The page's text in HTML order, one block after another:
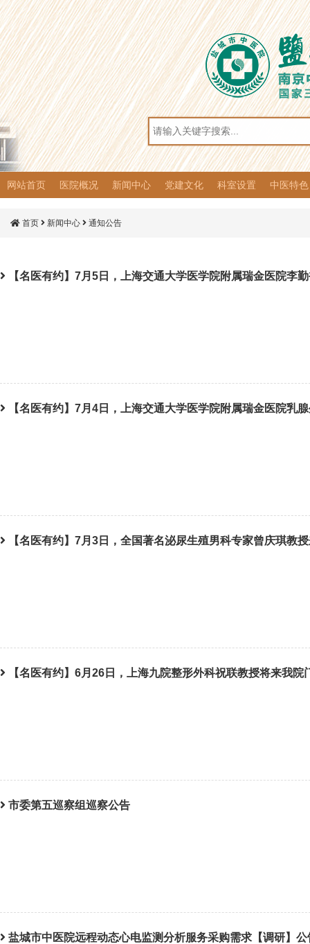
网站首页 医院概况 新闻中心 党建文化 科室设置 中医特色
首页
新闻中心 通知公告
【名医有约】7月5日，上海交通大学医学院附属瑞金医院李
【名医有约】7月4日，上海交通大学医学院附属瑞金医院乳
【名医有约】7月3日，全国著名泌尿生殖男科专家曾庆琪教
【名医有约】6月26日，上海九院整形外科祝联教授将来我院
市委第五巡察组巡察公告
盐城市中医院远程动态心电监测分析服务采购需求【调研】公